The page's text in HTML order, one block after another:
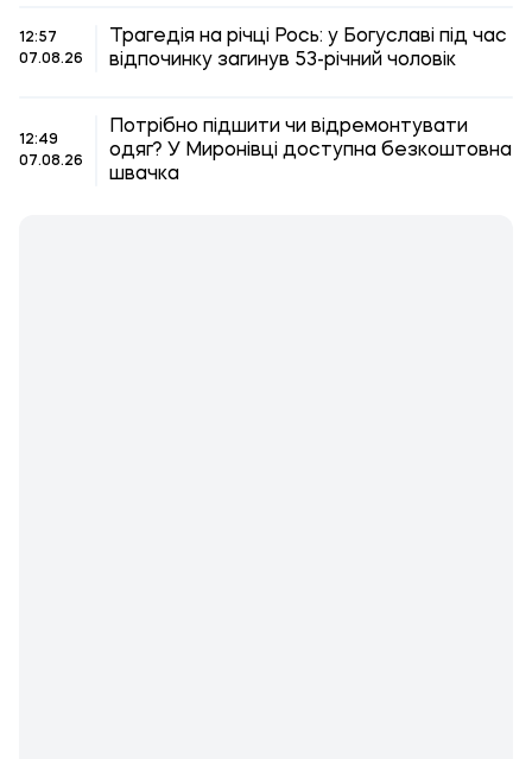
12:57
07.08.26
Трагедія на річці Рось: у Богуславі під час
відпочинку загинув 53-річний чоловік
12:49
07.08.26
Потрібно підшити чи відремонтувати
одяг? У Миронівці доступна безкоштовна
швачка